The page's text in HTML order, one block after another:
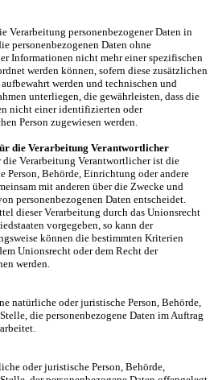
Verarbeitung personenbezogener Daten in
personenbezogenen Daten ohne
Informationen nicht mehr einer spezifischen
werden können, sofern diese zusätzlichen
werden und technischen und
unterliegen, die gewährleisten, dass die
nicht einer identifizierten oder
Person zugewiesen werden.
die Verarbeitung Verantwortlicher
Verarbeitung Verantwortlicher ist die
Person, Behörde, Einrichtung oder andere
mit anderen über die Zwecke und
personenbezogenen Daten entscheidet.
dieser Verarbeitung durch das Unionsrecht
vorgegeben, so kann der
können die bestimmten Kriterien
Unionsrecht oder dem Recht der
werden.
natürliche oder juristische Person, Behörde,
die personenbezogene Daten im Auftrag
oder juristische Person, Behörde,